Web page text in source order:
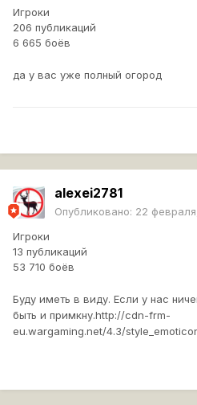
Игроки
206 публикаций
6 665 боёв
да у вас уже полный огород
alexei2781
Опубликовано: 22
Игроки
13 публикаций
53 710 боёв
Буду иметь в виду. Если у нас
быть и примкну.http://cdn-frm-
eu.wargaming.net/4.3/